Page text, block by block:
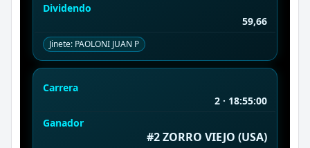
Dividendo
59,66
Jinete: PAOLONI JUAN P
Carrera
2 · 18:55:00
Ganador
#2 ZORRO VIEJO (USA)